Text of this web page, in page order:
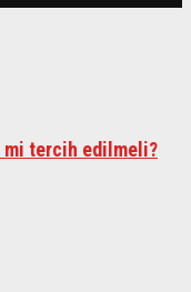
mi tercih edilmeli?